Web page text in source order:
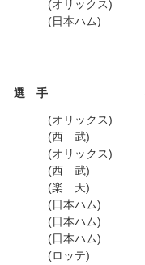
(オリックス)
(日本ハム)
選 手
(オリックス)
(西 武)
(オリックス)
(西 武)
(楽 天)
(日本ハム)
(日本ハム)
(日本ハム)
(ロッテ)